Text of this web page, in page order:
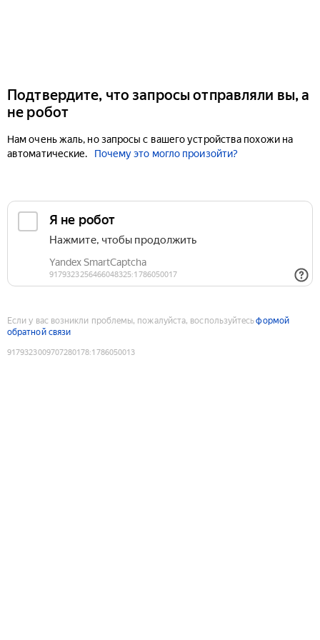
Подтвердите, что запросы отправляли вы, а
не робот
Нам очень жаль, но запросы с вашего устройства похожи на
автоматические.
Почему это могло произойти?
Если у вас возникли проблемы, пожалуйста, воспользуйтесьформой
обратной связи
9179323009707280178:1786050013